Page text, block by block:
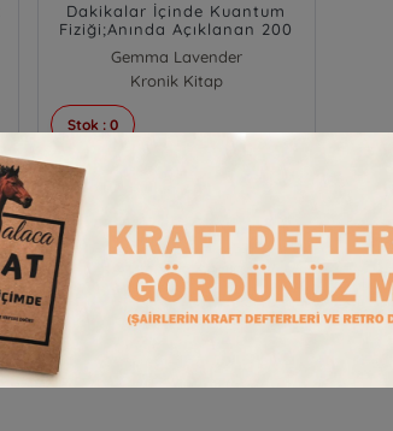
Dakikalar İçinde Kuantum
Fiziği;Anında Açıklanan 200
Temel Kavram
Gemma Lavender
Kronik Kitap
Stok : 0